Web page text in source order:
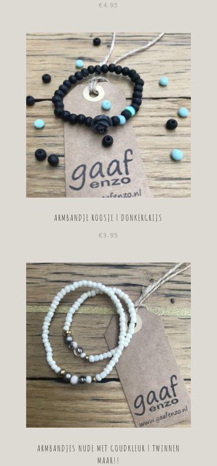
€ 4.95
ARMBANDJE ROOSJE | DONKERGRIJS
€3.95
ARMBANDJES NUDE MET GOUDKLEUR | TWINNEN
MAAR!!